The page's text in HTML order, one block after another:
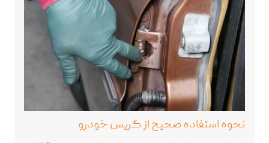
نحوه استفاده صحیح از گریس خودرو